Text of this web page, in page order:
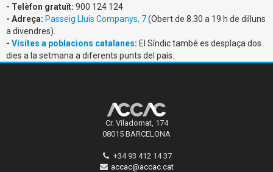
- Telèfon gratuït: 900 124 124
- Adreça: Passeig Lluís Companys, 7(Obert de 8.30 a 19 h de dilluns
a divendres).
- Visites a poblacions catalanes: El Síndic també es desplaça dos
dies a la setmana a diferents punts del país.
Cr. Viladomat, 174
08015 BARCELONA
+34 93 412 14 37
accac@accac.cat